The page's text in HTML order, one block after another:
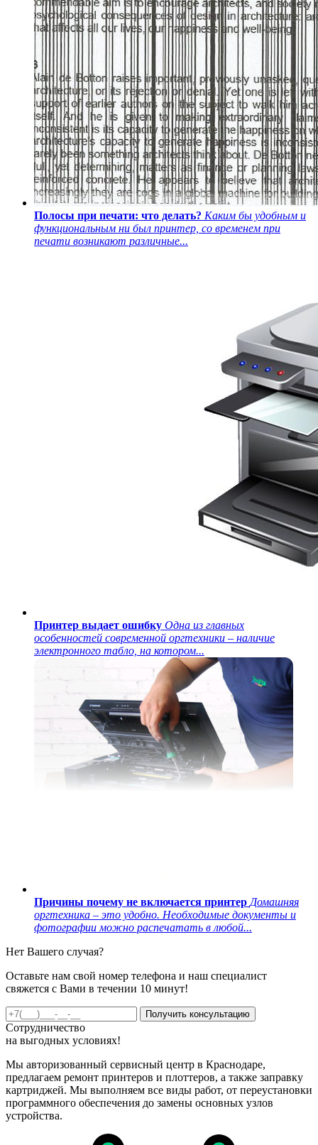
Полосы при печати: что делать? Каким бы удобным и
функциональным ни был принтер, со временем при
печати возникают различные...
Принтер выдает ошибку Одна из главных
особенностей современной оргтехники – наличие
электронного табло, на котором...
Причины почему не включается принтер Домашняя
оргтехника – это удобно. Необходимые документы и
фотографии можно распечатать в любой...
Нет Вашего случая?
Оставьте нам свой номер телефона и наш специалист
свяжется с Вами в течении 10 минут!
Получить консультацию
Сотрудничество
на выгодных условиях!
Мы авторизованный сервисный центр в Краснодаре,
предлагаем ремонт принтеров и плоттеров, а также заправку
картриджей. Мы выполняем все виды работ, от переустановки
программного обеспечения до замены основных узлов
устройства.